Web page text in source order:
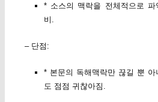
* 소스의 맥락을 전체적으로
비.
– 단점:
* 본문의 독해맥락만 끊길 뿐 아
도 점점 귀찮아짐.